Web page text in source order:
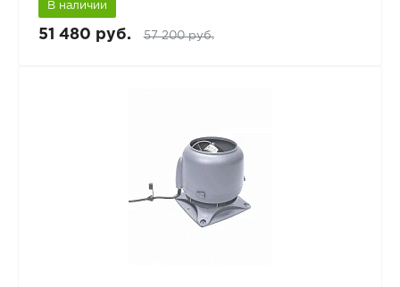
В наличии
51 480 руб. 57 200 руб.